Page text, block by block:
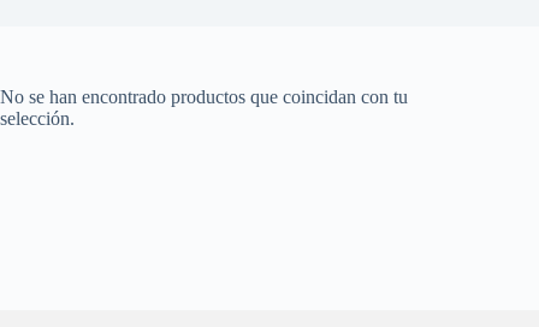
No se han encontrado productos que coincidan con tu
selección.